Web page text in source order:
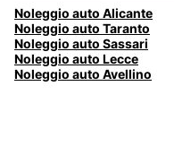
Noleggio auto Alicante
Noleggio auto Taranto
Noleggio auto Sassari
Noleggio auto Lecce
Noleggio auto Avellino